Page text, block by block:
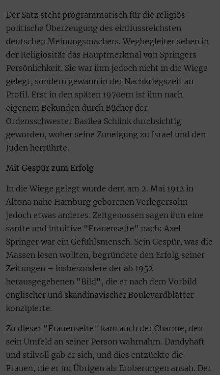
Der Satz steht programmatisch für die religiös-
politische Überzeugung des einflussreichsten
deutschen Meinungsmachers. Wegbegleiter sehen in
der Religiosität das Hauptmerkmal von Springers
Persönlichkeit. Sie war ihm jedoch nicht in die Wiege
gelegt, sondern gewann in der Nachkriegszeit an
Profil. Erst in den späten 1970ern ist ihm nach
eigenem Bekunden durch Bücher der
Ordensschwester Basilea Schlink durchsichtig
geworden, woher seine Zuneigung zu Israel und den
Juden herrührte.
Mit Gespür zum Erfolg
In die Wiege gelegt wurde dem am 2. Mai 1912 in
Altona nahe Hamburg geborenen Verlegersohn
jedoch etwas anderes. Zeitgenossen sagen ihm eine
sanfte und intuitive "Frauenseite" nach: Axel
Springer war ein Gefühlsmensch. Sein Gespür, was die
Massen lesen wollten, begründete den Erfolg seiner
Zeitungen – insbesondere der ab 1952
herausgegebenen "Bild", die er nach dem Vorbild
englischer und skandinavischer Boulevardblätter
konzipierte.
Zu dieser "Frauenseite" kam auch der Charme, den
sein Umfeld an seiner Person wahrnahm. Dandyhaft
und stilvoll gab er sich, und dies entzückte die
Frauen, die er im Übrigen als Eroberungen ansah. Der